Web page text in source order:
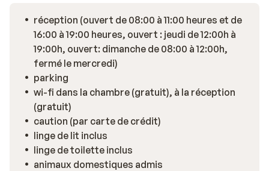
réception (ouvert de 08:00 à 11:00 heures et de
16:00 à 19:00 heures, ouvert : jeudi de 12:00h à
19:00h, ouvert: dimanche de 08:00 à 12:00h,
fermé le mercredi)
parking
wi-fi dans la chambre (gratuit), à la réception
(gratuit)
caution (par carte de crédit)
linge de lit inclus
linge de toilette inclus
animaux domestiques admis